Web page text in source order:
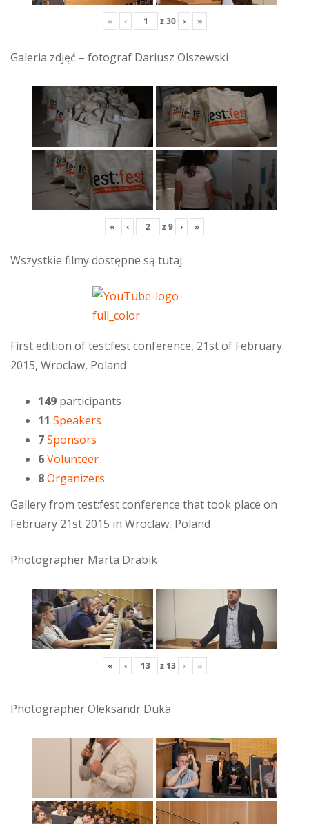
« ‹ z30 › »
Galeria zdjęć – fotograf Dariusz Olszewski
« ‹ z9 › »
Wszystkie filmy dostępne są tutaj:
First edition of test:fest conference, 21st of February
2015, Wroclaw, Poland
149 participants
11 Speakers
7Sponsors
6Volunteer
8Organizers
Gallery from test:fest conference that took place on
February 21st 2015 in Wroclaw, Poland
Photographer Marta Drabik
« ‹ z 13 › »
Photographer Oleksandr Duka